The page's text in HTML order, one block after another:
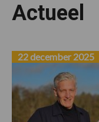
Actueel
22 december 2025